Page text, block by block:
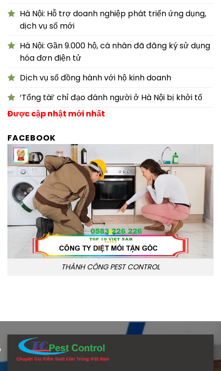
Hà Nội: Hỗ trợ doanh nghiệp phát triển ứng dụng,
dịch vụ số mới
Hà Nội: Gần 9.000 hộ, cá nhân đã đăng ký sử dụng
hóa đơn điện tử
Dịch vụ số đồng hành với hộ kinh doanh
‘Tổng tài’ chỉ đạo đánh người ở Hà Nội bị khởi tố
Được cập nhật mới nhất
FACEBOOK
THÀNH CÔNG PEST CONTROL